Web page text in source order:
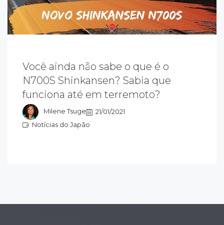
Você ainda não sabe o que é o
N700S Shinkansen? Sabia que
funciona até em terremoto?
Milene Tsuge
21/01/2021
Notícias do Japão
o mais novo trem-bala do Japão,
letra "S" significa "supreme". Supremo
indica melhoria no design, na tecnologia
conforto e pode operar durante um